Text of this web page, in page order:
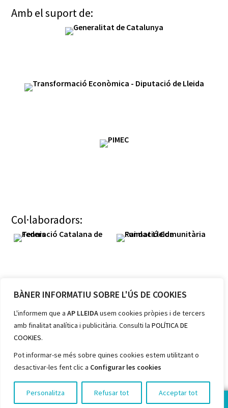
BÀNER INFORMATIU SOBRE L'ÚS DE COOKIES
L'informem que a AP LLEIDAusem cookies pròpies i de tercers
amb finalitat analítica i publicitària. Consulti la POLÍTICA DE
COOKIES.
Pot informar-se més sobre quines cookies estem utilitzant o
desactivar-les fent clic a Configurar les cookies
Personalitza Refusar tot Acceptar tot
Membres:
Col·laboradors:
Amb el suport de:
FES-TE SÒCIA!